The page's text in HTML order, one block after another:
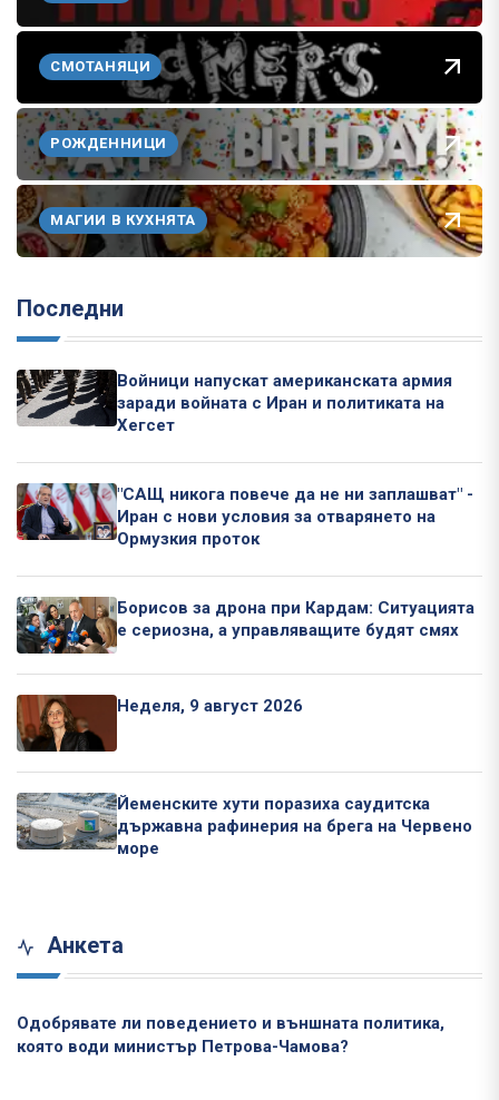
СМОТАНЯЦИ
РОЖДЕННИЦИ
МАГИИ В КУХНЯТА
Последни
Войници напускат американската армия
заради войната с Иран и политиката на
Хегсет
"САЩ никога повече да не ни заплашват" -
Иран с нови условия за отварянето на
Ормузкия проток
Борисов за дрона при Кардам: Ситуацията
е сериозна, а управляващите будят смях
Неделя, 9 август 2026
Йеменските хути поразиха саудитска
държавна рафинерия на брега на Червено
море
Анкета
Одобрявате ли поведението и външната политика,
която води министър Петрова-Чамова?